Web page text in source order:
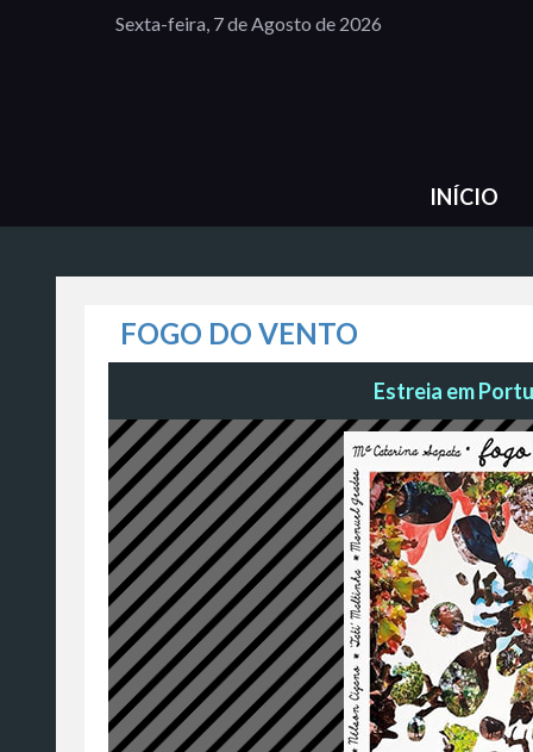
Sexta-feira, 7 de Agosto de 2026
INÍCIO
FOGO DO VENTO
Estreia em